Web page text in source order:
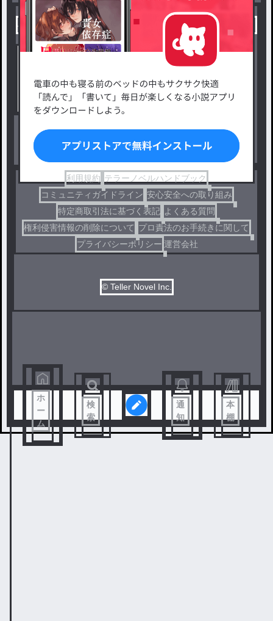
小説を探す
新着小説一覧
小説コンテスト応募・公募
出版・メディアミックス作品
ジャンルから探す
恋愛・ロマンス
ファンタジー・異世界・SF
ホラー・ミステリー
コメディ
利用規約 テラーノベルハンドブック
コミュニティガイドライン 安心安全への取り組み
特定商取引法に基づく表記 よくある質問
権利侵害情報の削除について プロ責法のお手続きに関して
プライバシーポリシー 運営会社
© Teller Novel Inc.
ホ
ー
ム
検
索
通
知
本
棚